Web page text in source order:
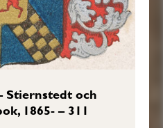
Stiernstedt och
1865- – 311